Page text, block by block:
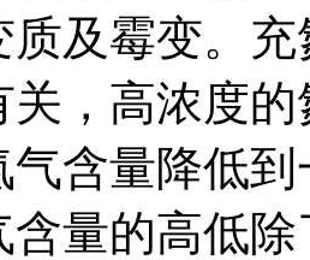
质及霉变。
关，高浓度
气含量降低
含量的高低